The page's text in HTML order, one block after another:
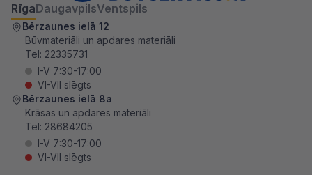
RīgaDaugavpilsVentspils
Bērzaunes ielā 12
Būvmateriāli un apdares materiāli
Tel: 22335731
I-V 7:30-17:00
VI-VII slēgts
Bērzaunes ielā 8a
Krāsas un apdares materiāli
Tel: 28684205
I-V 7:30-17:00
VI-VII slēgts